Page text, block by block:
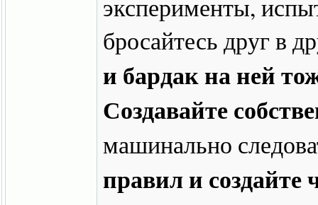
эксперименты,
бросайтесь друг в
и бардак на ней
Создавайте
машинально
правил и создайте